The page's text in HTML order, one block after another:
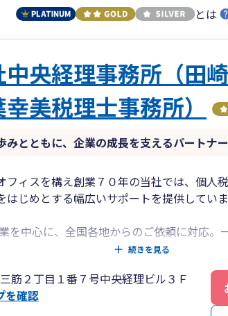
とは
央経理事務所（田
美税理士事務所）
みとともに、企業の成長を支えるパートナー
ィスを構え創業７０年の当社では、個人
じめとする幅広いサポートを提供していま
を中心に、全国各地からのご依頼に対応。
、多様な業態のお客様と長年のお付き合い
活用し、スマート取引取込やScanSnapに
ブでの会計データ共有を通じ、顧問先様の
続きを見る
筋２丁目１番７号中央経理ビル３Ｆ
を確認